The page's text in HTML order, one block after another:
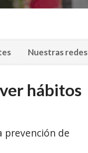
Nuestras redes
hábitos
prevención de